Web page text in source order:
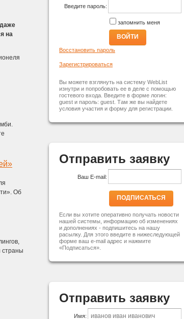
на
Об
страны
Введите пароль:
запомнить меня
ВОЙТИ
Восстановить пароль
Зарегистрироваться
Вы можете взглянуть на систему WebList
изнутри и попробовать ее в деле с помощью
гостевого входа. Введите в форме логин:
guest и пароль: guest. Там же вы найдете
условия участия и форму для регистрации.
Отправить заявку
Ваш E-mail:
ПОДПИСАТЬСЯ
Если вы хотите оперативно получать новости
нашей системы, информацию об изменениях
и дополнениях - подпишитесь на нашу
расылку. Для этого введите в нижеследующей
форме ваш e-mail адрес и нажмите
«Подписаться».
Отправить заявку
Имя: